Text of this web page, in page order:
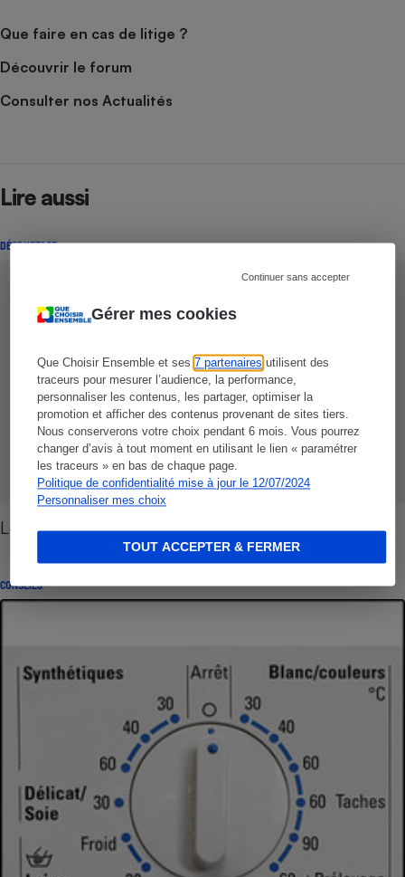
Gérer mes cookies
Que Choisir Ensemble et ses7 partenaires utilisent des
traceurs pour mesurer l’audience, la performance,
personnaliser les contenus, les partager, optimiser la
promotion et afficher des contenus provenant de sites tiers.
Nous conserverons votre choix pendant 6 mois. Vous pourrez
changer d’avis à tout moment en utilisant le lien « paramétrer
les traceurs » en bas de chaque page.
Politique de confidentialité mise à jour le 12/07/2024
Personnaliser mes choix
Continuer sans accepter
TOUT ACCEPTER & FERMER
Que faire en cas de litige ?
Découvrir le forum
Consulter nos Actualités
Lire aussi
DÉCRYPTAGE
Lessives - Les alternatives au banc d'essai
CONSEILS